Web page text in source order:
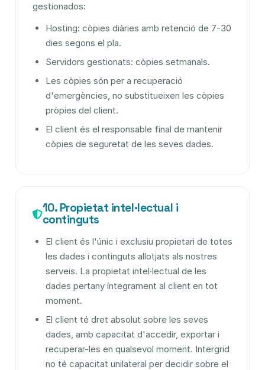
gestionados:
Hosting: còpies diàries amb retenció de 7-30
dies segons el pla.
Servidors gestionats: còpies setmanals.
Les còpies són per a recuperació
d'emergències, no substitueixen les còpies
pròpies del client.
El client és el responsable final de mantenir
còpies de seguretat de les seves dades.
10. Propietat intel·lectual i
continguts
El client és l'únic i exclusiu propietari de totes
les dades i continguts allotjats als nostres
serveis. La propietat intel·lectual de les
dades pertany íntegrament al client en tot
moment.
El client té dret absolut sobre les seves
dades, amb capacitat d'accedir, exportar i
recuperar-les en qualsevol moment. Intergrid
no té capacitat unilateral per decidir sobre el